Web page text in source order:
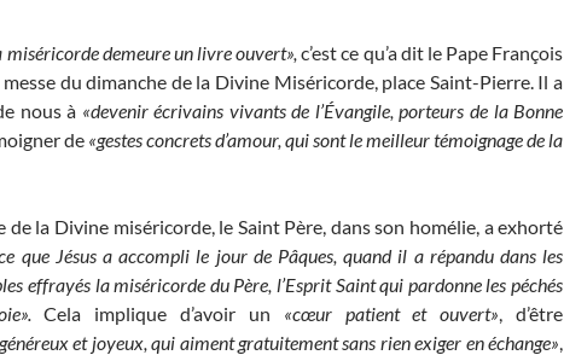
miséricorde demeure un livre ouvert», c’est ce qu’a dit le Pape François
du dimanche de la Divine Miséricorde, place Saint-Pierre. Il a
nous à «devenir écrivains vivants de l’Évangile, porteurs de la Bonne
de «gestes concrets d’amour, qui sont le meilleur témoignage de la
de la Divine miséricorde, le Saint Père, dans son homélie, a exhorté
que Jésus a accompli le jour de Pâques, quand il a répandu dans les
effrayés la miséricorde du Père, l’Esprit Saint qui pardonne les péchés
Cela implique d’avoir un «cœur patient et ouvert», d’être
et joyeux, qui aiment gratuitement sans rien exiger en échange»,